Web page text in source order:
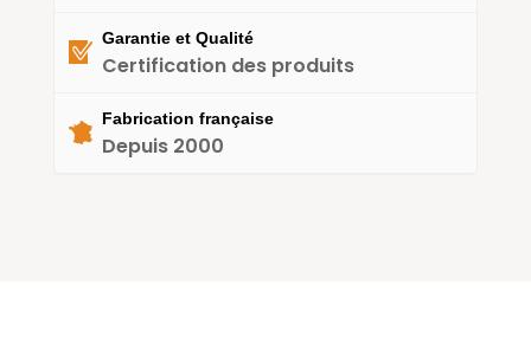
Garantie et Qualité
Certification des produits
Fabrication française
Depuis 2000